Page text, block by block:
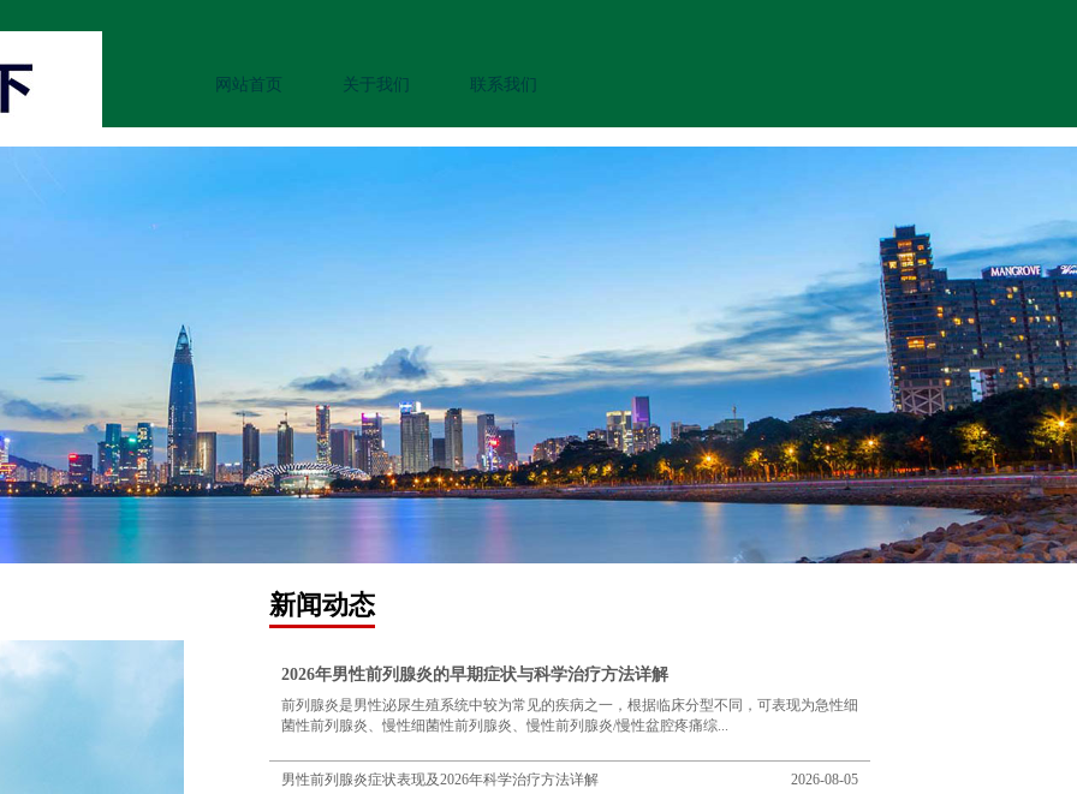
网站首页 关于我们 联系我们
新闻动态
2026年男性前列腺炎的早期症状与科学治疗方法详解
前列腺炎是男性泌尿生殖系统中较为常见的疾病之一，根据临床分型不同，可表现为急性细
菌性前列腺炎、慢性细菌性前列腺炎、慢性前列腺炎/慢性盆腔疼痛综...
男性前列腺炎症状表现及2026年科学治疗方法详解 2026-08-05